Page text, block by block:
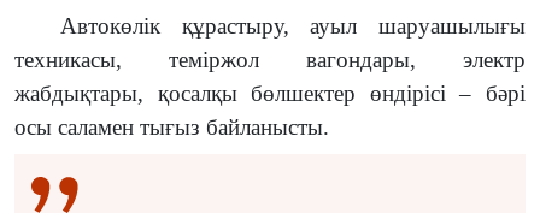
Автокөлік құрастыру, ауыл шаруашылығы
техникасы, теміржол вагондары, электр
жабдықтары, қосалқы бөлшектер өндірісі – бәрі
осы саламен тығыз байланысты.